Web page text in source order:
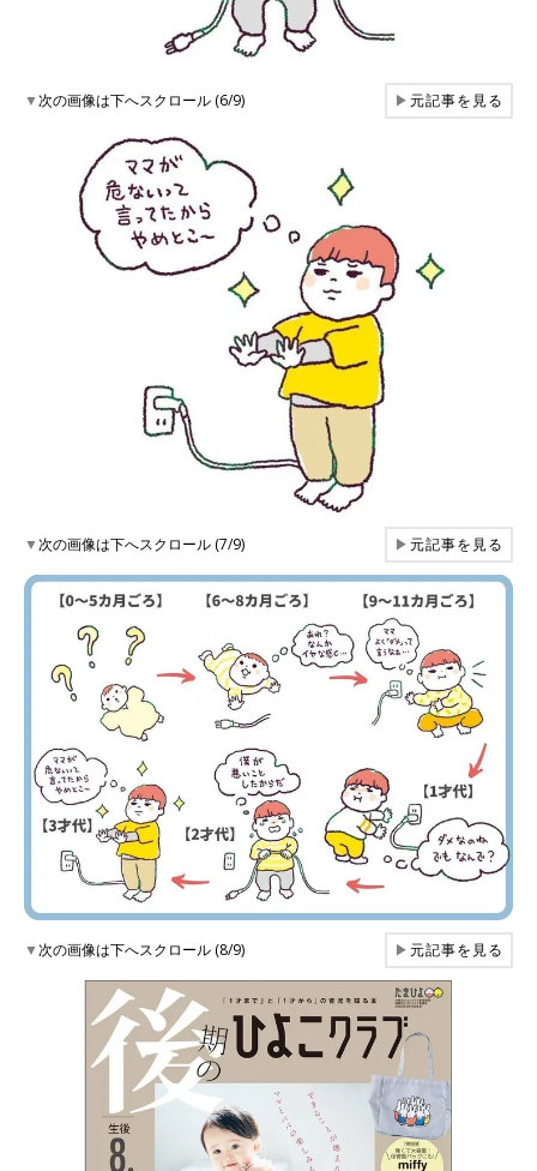
▼次の画像は下へスクロール (6/9) ▶元記事を見る
▼次の画像は下へスクロール (7/9) ▶元記事を見る
▼次の画像は下へスクロール (8/9) ▶元記事を見る